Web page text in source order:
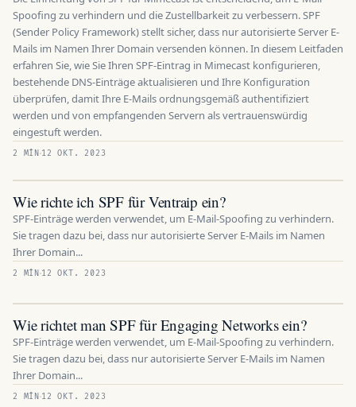
Spoofing zu verhindern und die Zustellbarkeit zu verbessern. SPF
(Sender Policy Framework) stellt sicher, dass nur autorisierte Server E-
Mails im Namen Ihrer Domain versenden können. In diesem Leitfaden
erfahren Sie, wie Sie Ihren SPF-Eintrag in Mimecast konfigurieren,
bestehende DNS-Einträge aktualisieren und Ihre Konfiguration
überprüfen, damit Ihre E-Mails ordnungsgemäß authentifiziert
werden und von empfangenden Servern als vertrauenswürdig
eingestuft werden.
2 MÍN 12 OKT. 2023
Wie richte ich SPF für Ventraip ein?
SPF-Einträge werden verwendet, um E-Mail-Spoofing zu verhindern.
Sie tragen dazu bei, dass nur autorisierte Server E-Mails im Namen
Ihrer Domain...
2 MÍN 12 OKT. 2023
Wie richtet man SPF für Engaging Networks ein?
SPF-Einträge werden verwendet, um E-Mail-Spoofing zu verhindern.
Sie tragen dazu bei, dass nur autorisierte Server E-Mails im Namen
Ihrer Domain...
2 MÍN 12 OKT. 2023